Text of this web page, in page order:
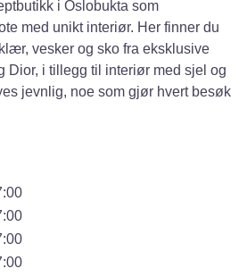
i Oslobukta som
med unikt interiør. Her finner du
vesker og sko fra eksklusive
Dior, i tillegg til interiør med sjel og
jevnlig, noe som gjør hvert besøk